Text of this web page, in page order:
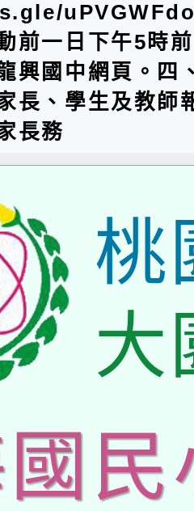
前一日下午5時
興國中網頁。四
長、學生及教師
長務
桃
大
民